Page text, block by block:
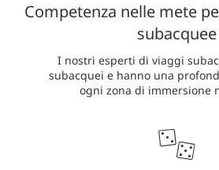
Competenza nelle mete
subacquee
I nostri esperti di viaggi
subacquei e hanno una
ogni zona di immersione